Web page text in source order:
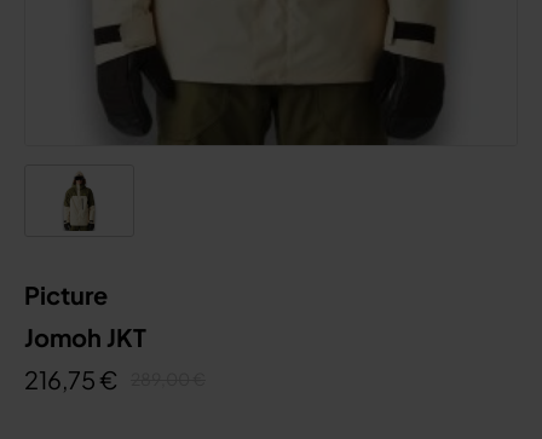
Picture
Jomoh JKT
216,75 €